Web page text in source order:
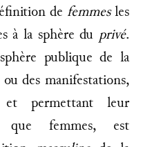
de femmesles
à la sphère du privé.
publique de la
des manifestations,
et permettant leur
que femmes, est